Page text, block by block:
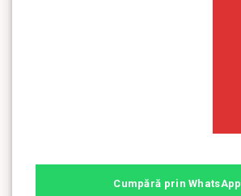
Cumpără prin WhatsApp